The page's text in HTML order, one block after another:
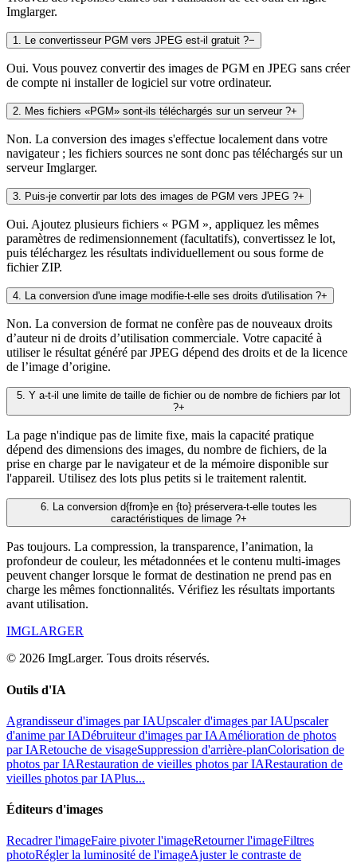
Imglarger.
1. Le convertisseur PGM vers JPEG est-il gratuit ?−
Oui. Vous pouvez convertir des images de PGM en JPEG sans créer
de compte ni installer de logiciel sur votre ordinateur.
2. Mes fichiers «PGM» sont-ils téléchargés sur un serveur ?+
Non. La conversion des images s'effectue localement dans votre
navigateur ; les fichiers sources ne sont donc pas téléchargés sur un
serveur Imglarger.
3. Puis-je convertir par lots des images de PGM vers JPEG ?+
Oui. Ajoutez plusieurs fichiers « PGM », appliquez les mêmes
paramètres de redimensionnement (facultatifs), convertissez le lot,
puis téléchargez les résultats individuellement ou sous forme de
fichier ZIP.
4. La conversion d'une image modifie-t-elle ses droits d'utilisation ?+
Non. La conversion de format ne confère pas de nouveaux droits
d’auteur ni de droits d’utilisation commerciale. Votre capacité à
utiliser le résultat généré par JPEG dépend des droits et de la licence
de l’image d’origine.
5. Y a-t-il une limite de taille de fichier ou de nombre de fichiers par lot
?+
La page n'indique pas de limite fixe, mais la capacité pratique
dépend des dimensions des images, du nombre de fichiers, de la
prise en charge par le navigateur et de la mémoire disponible sur
l'appareil. Utilisez des lots plus petits si le traitement ralentit.
6. La conversion d{from}e en {to} préservera-t-elle toutes les
caractéristiques de limage ?+
Pas toujours. La compression, la transparence, l’animation, la
profondeur de couleur, les métadonnées et le contenu multi-images
peuvent changer lorsque le format de destination ne prend pas en
charge les mêmes fonctionnalités. Vérifiez les résultats importants
avant utilisation.
IMGLARGER
© 2026 ImgLarger. Tous droits réservés.
Outils d'IA
Agrandisseur d'images par IAUpscaler d'images par IAUpscaler
d'anime par IADébruiteur d'images par IAAmélioration de photos
par IARetouche de visageSuppression d'arrière-planColorisation de
photos par IARestauration de vieilles photos par IARestauration de
vieilles photos par IAPlus...
Éditeurs d'images
Recadrer l'imageFaire pivoter l'imageRetourner l'imageFiltres
photoRégler la luminosité de l'imageAjuster le contraste de